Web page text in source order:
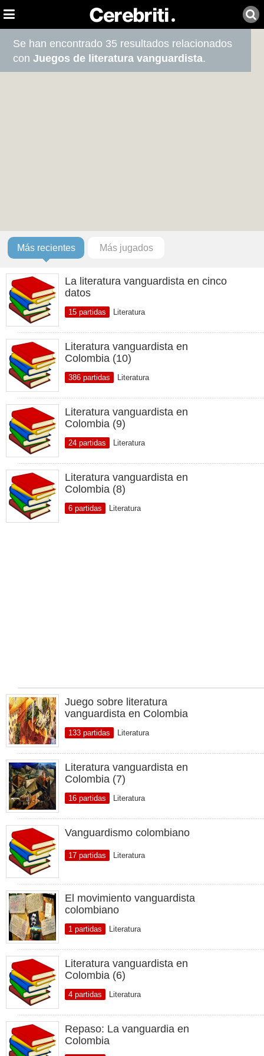
Se han encontrado 35 resultados relacionados
conJuegos de literatura vanguardista.
Más recientes Más jugados
La literatura vanguardista en cinco
datos
15 partidas Literatura
Literatura vanguardista en
Colombia (10)
386 partidas Literatura
Literatura vanguardista en
Colombia (9)
24 partidas Literatura
Literatura vanguardista en
Colombia (8)
6 partidas Literatura
Juego sobre literatura
vanguardista en Colombia
133 partidas Literatura
Literatura vanguardista en
Colombia (7)
16 partidas Literatura
Vanguardismo colombiano
17 partidas Literatura
El movimiento vanguardista
colombiano
1 partidas Literatura
Literatura vanguardista en
Colombia (6)
4 partidas Literatura
Repaso: La vanguardia en
Colombia